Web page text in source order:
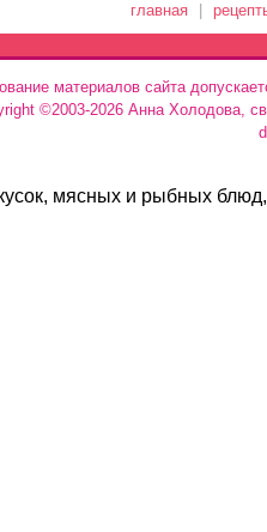
главная
материалов сайта
©2003-2026 Анна Холодова,
мясных и рыбных